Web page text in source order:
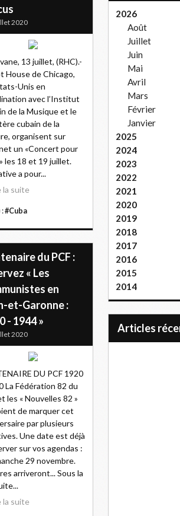
2020
13 juillet, (RHC).-
House de Chicago,
Unis en
avec l’Institut
de la Musique et le
cubain de la
organisent sur
un «Concert pour
les 18 et 19 juillet.
a pour...
la suite
:#Cuba
du PCF :
« Les
en
et-Garonne :
- 1944 »
2020
DU PCF 1920
La Fédération 82 du
les « Nouvelles 82 »
de marquer cet
par plusieurs
Une date est déjà
sur vos agendas :
29 novembre.
arriveront... Sous la
la suite
2026
Août
Juillet
Juin
Mai
Avril
Mars
Février
Janvier
2025
2024
2023
2022
2021
2020
2019
2018
2017
2016
2015
2014
articles